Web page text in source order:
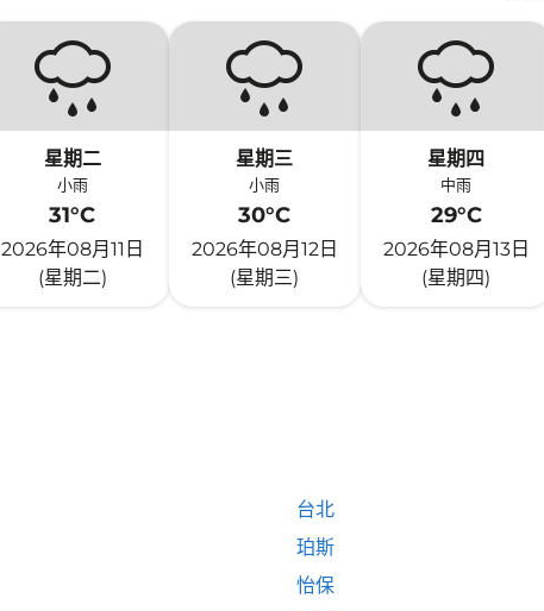
星期二
小雨
31°C
2026年08月11日
(星期二)
星期三
小雨
30°C
2026年08月12日
(星期三)
星期四
中雨
29°C
2026年08月13日
(星期四)
台北
珀斯
怡保